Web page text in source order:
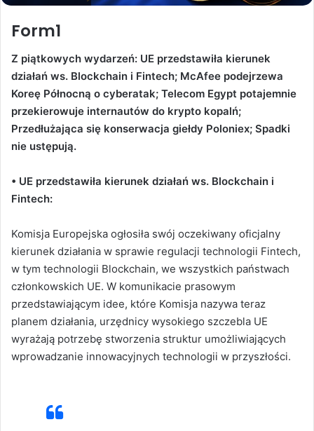
Form1
Z piątkowych wydarzeń: UE przedstawiła kierunek
działań ws. Blockchain i Fintech; McAfee podejrzewa
Koreę Północną o cyberatak; Telecom Egypt potajemnie
przekierowuje internautów do krypto kopalń;
Przedłużająca się konserwacja giełdy Poloniex; Spadki
nie ustępują.
• UE przedstawiła kierunek działań ws. Blockchain i
Fintech:
Komisja Europejska ogłosiła swój oczekiwany oficjalny
kierunek działania w sprawie regulacji technologii Fintech,
w tym technologii Blockchain, we wszystkich państwach
członkowskich UE. W komunikacie prasowym
przedstawiającym idee, które Komisja nazywa teraz
planem działania, urzędnicy wysokiego szczebla UE
wyrażają potrzebę stworzenia struktur umożliwiających
wprowadzanie innowacyjnych technologii w przyszłości.